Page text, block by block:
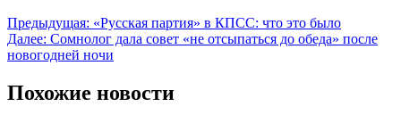
Предыдущая: «Русская партия» в КПСС: что это было
Далее: Сомнолог дала совет «не отсыпаться до обеда» после
новогодней ночи
Похожие новости